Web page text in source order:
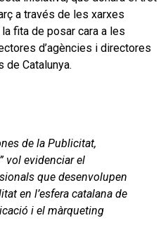
a través de les xarxes
fita de posar cara a les
d’agències i directores
Catalunya.
de la Publicitat,
vol evidenciar el
que desenvolupen
en l’esfera catalana de
i el màrqueting